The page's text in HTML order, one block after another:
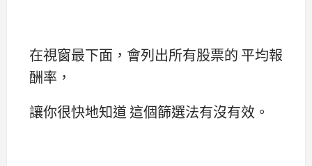
在視窗最下面，會列出所有股票的 平均報
酬率，
讓你很快地知道 這個篩選法有沒有效。